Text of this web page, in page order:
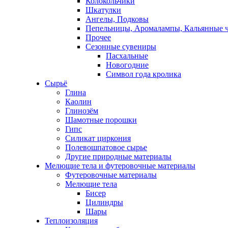
Шкатулки
Ангелы, Подковы
Пепельницы, Аромалампы, Кальянные
Прочее
Сезонные сувениры
Пасхальные
Новогодние
Символ года кролика
Сырьё
Глина
Каолин
Глинозём
Шамотные порошки
Гипс
Силикат циркония
Полевошпатовое сырье
Другие природные материалы
Мелющие тела и футеровочные материалы
Футеровочные материалы
Мелющие тела
Бисер
Цилиндры
Шары
Теплоизоляция